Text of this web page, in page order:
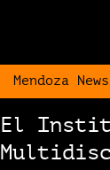
Mendoza News
El